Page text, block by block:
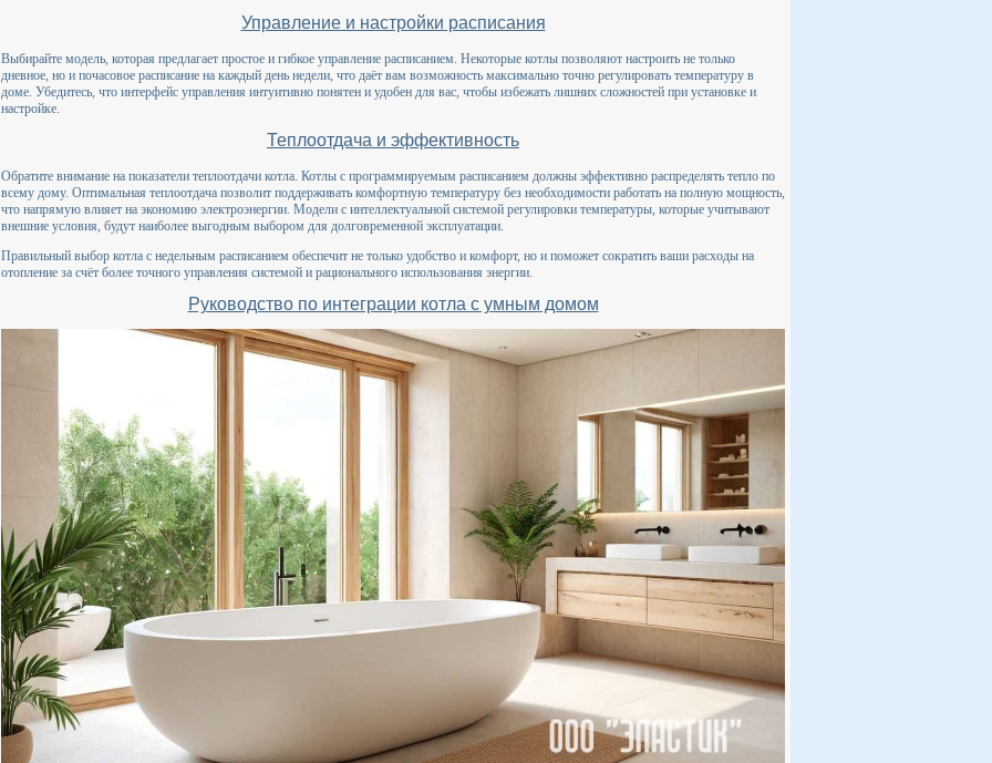
Управление и настройки расписания
Выбирайте модель, которая предлагает простое и гибкое управление расписанием. Некоторые котлы позволяют настроить не только
дневное, но и почасовое расписание на каждый день недели, что даёт вам возможность максимально точно регулировать температуру в
доме. Убедитесь, что интерфейс управления интуитивно понятен и удобен для вас, чтобы избежать лишних сложностей при установке и
настройке.
Теплоотдача и эффективность
Обратите внимание на показатели теплоотдачи котла. Котлы с программируемым расписанием должны эффективно распределять тепло по
всему дому. Оптимальная теплоотдача позволит поддерживать комфортную температуру без необходимости работать на полную мощность,
что напрямую влияет на экономию электроэнергии. Модели с интеллектуальной системой регулировки температуры, которые учитывают
внешние условия, будут наиболее выгодным выбором для долговременной эксплуатации.
Правильный выбор котла с недельным расписанием обеспечит не только удобство и комфорт, но и поможет сократить ваши расходы на
отопление за счёт более точного управления системой и рационального использования энергии.
Руководство по интеграции котла с умным домом